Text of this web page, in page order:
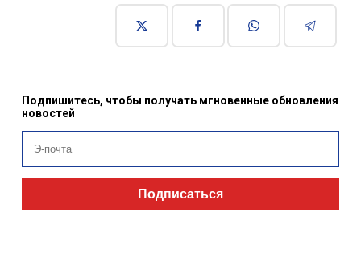
Подпишитесь, чтобы получать мгновенные обновления
новостей
Подписаться